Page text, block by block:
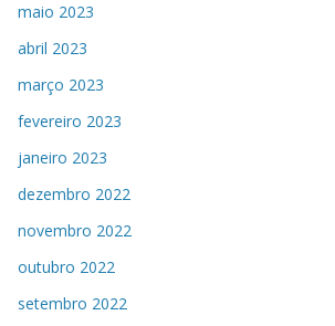
maio 2023
abril 2023
março 2023
fevereiro 2023
janeiro 2023
dezembro 2022
novembro 2022
outubro 2022
setembro 2022